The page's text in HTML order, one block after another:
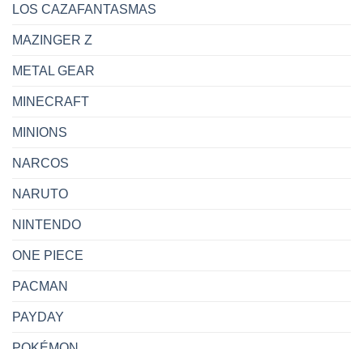
LOS CAZAFANTASMAS
MAZINGER Z
METAL GEAR
MINECRAFT
MINIONS
NARCOS
NARUTO
NINTENDO
ONE PIECE
PACMAN
PAYDAY